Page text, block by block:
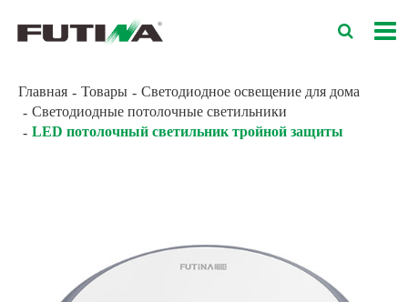
Главная Товары
Светодиодное освещение для дома
Светодиодные потолочные светильники
LED потолочный светильник тройной защиты